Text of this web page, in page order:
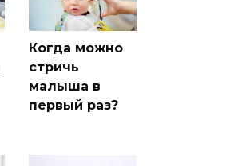
Когда можно
стричь
малыша в
первый раз?